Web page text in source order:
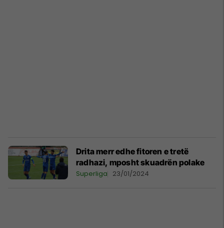
Drita merr edhe fitoren e tretë
radhazi, mposht skuadrën polake
Superliga 23/01/2024